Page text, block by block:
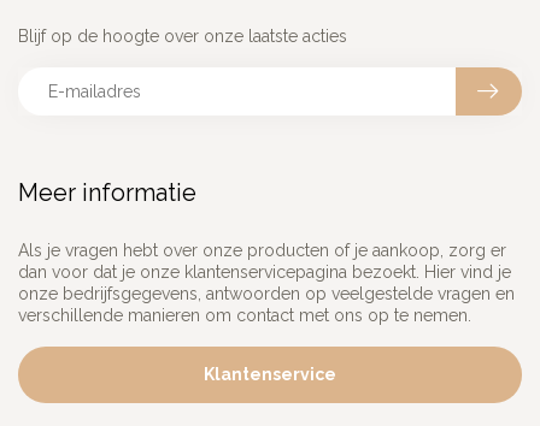
Meer informatie
Als je vragen hebt over onze producten of je aankoop, zorg er
dan voor dat je onze klantenservicepagina bezoekt. Hier vind je
onze bedrijfsgegevens, antwoorden op veelgestelde vragen en
verschillende manieren om contact met ons op te nemen.
Klantenservice
Blijf op de hoogte over onze laatste acties